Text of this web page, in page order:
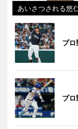
あいさつされる悠
プ
プ